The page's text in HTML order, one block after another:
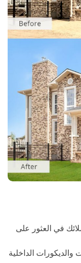
في العثور على
الداخلية